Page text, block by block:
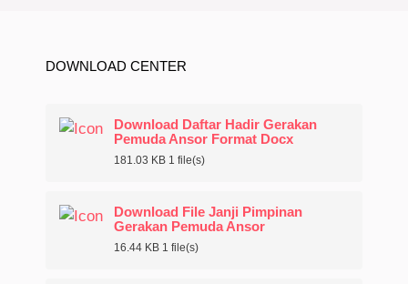
DOWNLOAD CENTER
Download Daftar Hadir Gerakan
Pemuda Ansor Format Docx
181.03 KB 1 file(s)
Download File Janji Pimpinan
Gerakan Pemuda Ansor
16.44 KB 1 file(s)